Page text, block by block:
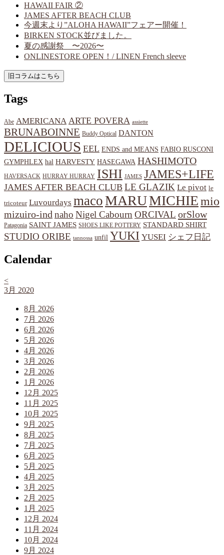
HAWAII FAIR ②
JAMES AFTER BEACH CLUB
今週末より”ALOHA HAWAII”フェアー開催！
BIRKEN STOCK並びました。
夏の感謝祭 〜2026〜
ONLINESTORE OPEN！/ LINEN French sleeve
Tags
Abe AMERICANA ARTE POVERA assiette
BRUNABOINNE Buddy Optical DANTON
DELICIOUS EEL ENDS and MEANS FABIO RUSCONI
GYMPHLEX hal HARVESTY HASEGAWA HASHIMOTO
HAVERSACK HURRAY HURRAY ISHI JAMES JAMES+LIFE
JAMES AFTER BEACH CLUB LE GLAZIK Le pivot le
tricoteur Luvourdays macoMARUMICHIEmio
mizuiro-ind naho Nigel Cabourn ORCIVAL orSlow
Patagonia SAINT JAMES SHOES LIKE POTTERY STANDARD SHIRT
STUDIO ORIBE tannossa unfil YUKI YUSEI シェフ日記
Calendar
<
3月 2020
8月 2026
7月 2026
6月 2026
5月 2026
4月 2026
3月 2026
2月 2026
1月 2026
12月 2025
11月 2025
10月 2025
9月 2025
8月 2025
7月 2025
6月 2025
5月 2025
4月 2025
3月 2025
2月 2025
1月 2025
12月 2024
11月 2024
10月 2024
9月 2024